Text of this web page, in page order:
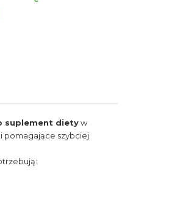
suplement dietyw
pomagające szybciej